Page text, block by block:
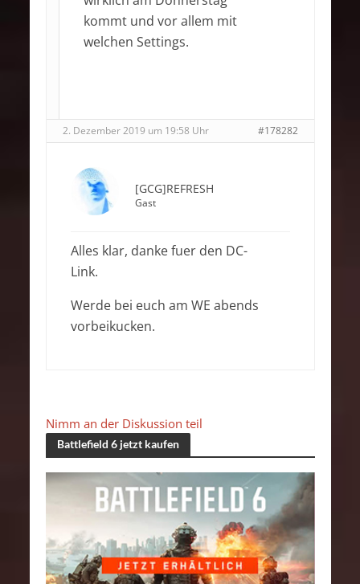
kommt und vor allem mit
welchen Settings.
2. Dezember 2019 um 19:58 Uhr #178282
[GCG]REFRESH
Gast
Alles klar, danke fuer den DC-
Link.
Werde bei euch am WE abends
vorbeikucken.
Nimm an der Diskussion teil
Battlefield 6 jetzt kaufen